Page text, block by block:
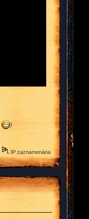
)
IP zaznamenána